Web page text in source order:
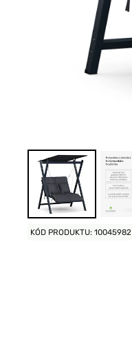
KÓD PRODUKTU: 10045982